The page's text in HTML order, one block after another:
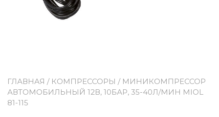
ГЛАВНАЯ / КОМПРЕССОРЫ / МИНИКОМПРЕССОР
АВТОМОБИЛЬНЫЙ 12В, 10БАР, 35-40Л/МИН MIOL
81-115